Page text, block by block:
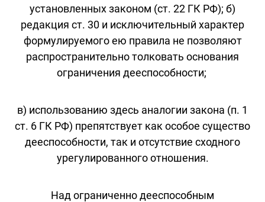
установленных законом (ст. 22 ГК РФ); б)
редакция ст. 30 и исключительный характер
формулируемого ею правила не позволяют
распространительно толковать основания
ограничения дееспособности;
в) использованию здесь аналогии закона (п. 1
ст. 6 ГК РФ) препятствует как особое существо
дееспособности, так и отсутствие сходного
урегулированного отношения.
Над ограниченно дееспособным